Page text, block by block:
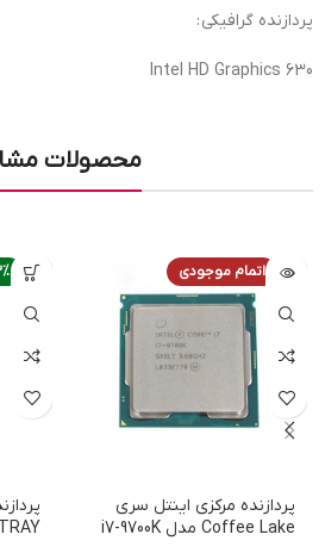
پردازنده گرافیکی :
Intel HD Graphics 630
محصولات
اتمام موجودی
پردازنده مرکزی اینتل سری
Coffee Lake مدل i7-9700K